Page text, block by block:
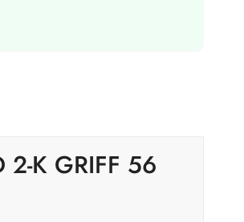
2-K GRIFF 56